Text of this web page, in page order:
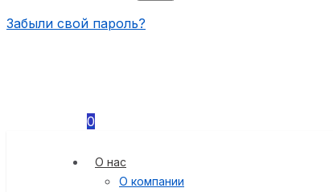
Забыли свой пароль?
0
О нас
О компании